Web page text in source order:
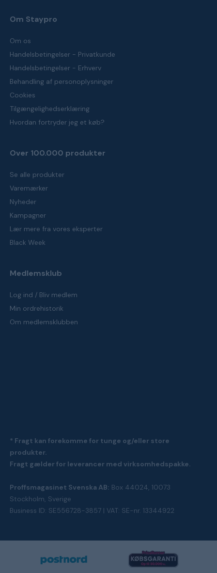
Om Staypro
Om os
Handelsbetingelser - Privatkunde
Handelsbetingelser - Erhverv
Behandling af personoplysninger
Cookies
Tilgængelighedserklæring
Hvordan fortryder jeg et køb?
Over 100.000 produkter
Se alle produkter
Varemærker
Nyheder
Kampagner
Lær mere fra vores eksperter
Black Week
Medlemsklub
Log ind / Bliv medlem
Min ordrehistorik
Om medlemsklubben
* Fragt kan forekomme for tunge og/eller store
produkter.
Fragt gælder for leverancer med virksomhedspakke.
Proffsmagasinet Svenska AB: Box 44024, 10073
Stockholm, Sverige
Business ID: SE556728-3857 | VAT: SE-nr. 13344922